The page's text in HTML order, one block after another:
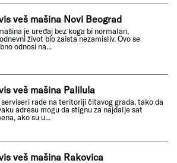
veš mašina Novi Beograd
je uređaj bez koga bi normalan,
život bio zaista nezamisliv. Ovo se
odnosi na...
veš mašina Palilula
serviseri rade na teritoriji čitavog grada, tako da
adresu mogu da stignu za najdalje sat
ako su u...
veš mašina Rakovica